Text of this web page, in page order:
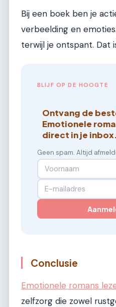
Bij een boek ben je
verbeelding en
terwijl je ontspant. Dat
BLIJF OP DE HOOGTE
Ontvang de
Emotionele
direct in je inbox.
Geen spam. Altijd
Conclusie
Emotionele romans
zelfzorg die zowel